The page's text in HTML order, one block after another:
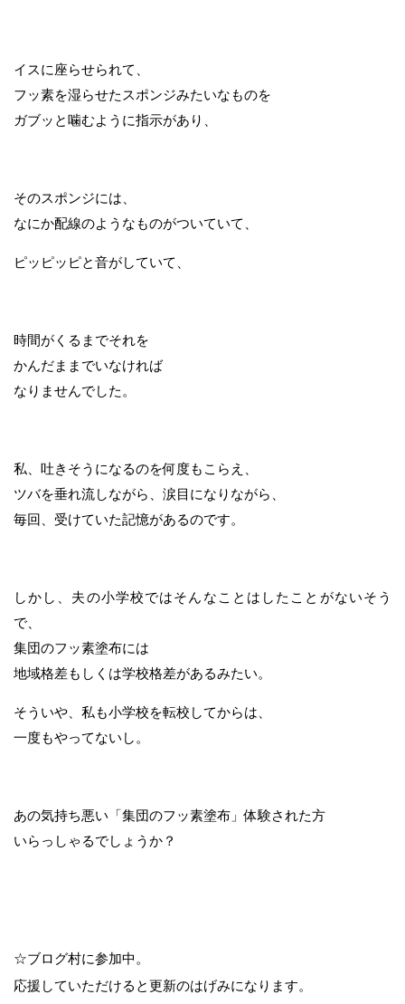
イスに座らせられて、
フッ素を湿らせたスポンジみたいなものを
ガブッと噛むように指示があり、
そのスポンジには、
なにか配線のようなものがついていて、
ピッピッピと音がしていて、
時間がくるまでそれを
かんだままでいなければ
なりませんでした。
私、吐きそうになるのを何度もこらえ、
ツバを垂れ流しながら、涙目になりながら、
毎回、受けていた記憶があるのです。
しかし、夫の小学校ではそんなことはしたことがないそう
で、
集団のフッ素塗布には
地域格差もしくは学校格差があるみたい。
そういや、私も小学校を転校してからは、
一度もやってないし。
あの気持ち悪い「集団のフッ素塗布」体験された方
いらっしゃるでしょうか？
☆ブログ村に参加中。
応援していただけると更新のはげみになります。